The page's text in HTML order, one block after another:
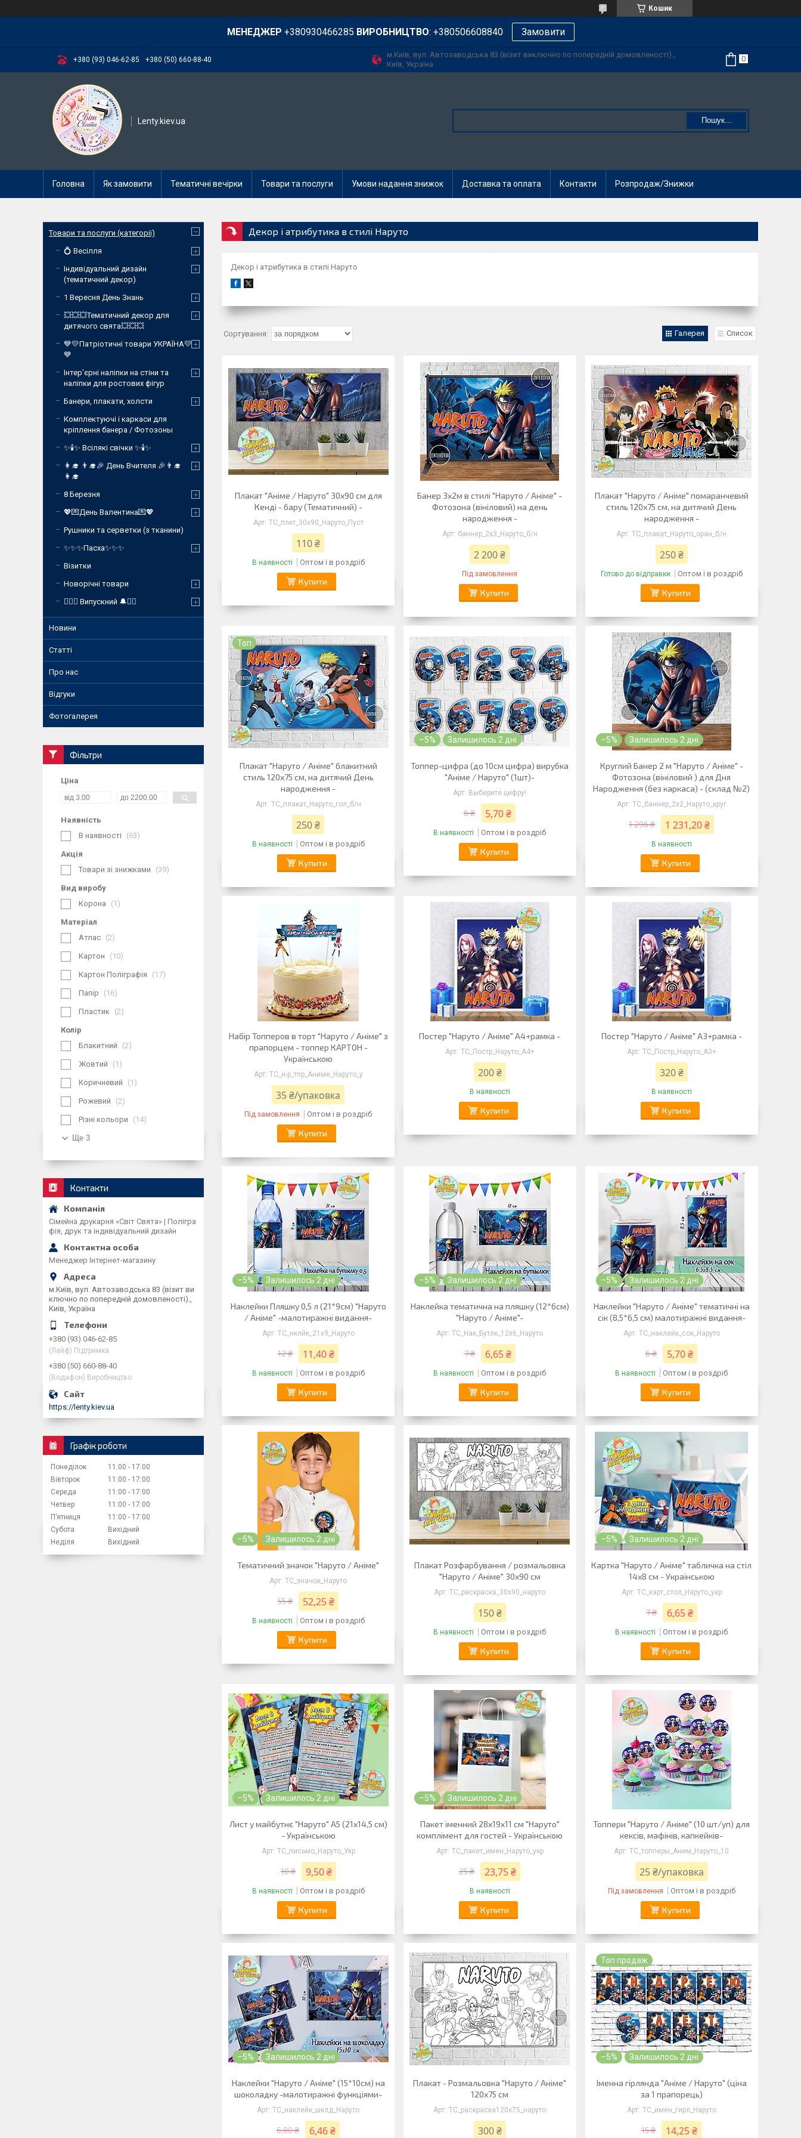
Кошик
МЕНЕДЖЕР +380930466285 ВИРОБНИЦТВО: +380506608840 Замовити
+380 (93) 046-62-85 +380 (50) 660-88-40
м.Київ, вул. Автозаводська 83 (візит виключно по попередній домовленості).,
Київ, Україна
Lenty.kiev.ua Пошук...
Головна Як замовити Тематичні вечірки Товари та послуги Умови надання знижок Доставка та оплата Контакти Розпродаж/Знижки
Декор і атрибутика в стилі Наруто
Декор і атрибутика в стилі Наруто
Галерея Список
Плакат "Аніме / Наруто" 30х90 см для
Кенді - бару (Тематичний) -
ТС_плкт_30х90_Наруто_Пуст
110 ₴
В наявності Оптом і в роздріб
Купити
Банер 3х2м в стилі "Наруто / Аніме" -
Фотозона (вініловий) на день
народження -
баннер_2х3_Наруто_б/н
2 200 ₴
Під замовлення
Купити
Плакат "Наруто / Аніме" помаранчевий
стиль 120х75 см, на дитячий День
народження -
ТС_плакат_Наруто_оран_б/н
250 ₴
Готово до відправки Оптом і в роздріб
Купити
Топ
Плакат "Наруто / Аніме" блакитний
стиль 120х75 см, на дитячий День
народження -
ТС_плакат_Наруто_гол_б/н
250 ₴
В наявності Оптом і в роздріб
Купити
–5% Залишилось 2 дні
Топпер-цифра (до 10см цифра) вирубка
"Аніме / Наруто" (1шт)-
Выберите цифру!
6 ₴ 5,70 ₴
В наявності Оптом і в роздріб
Купити
–5% Залишилось 2 дні
Круглий Банер 2 м "Наруто / Аніме" -
Фотозона (вініловий ) для Дня
Народження (без каркаса) - (склад №2)
ТС_баннер_2х2_Наруто_круг
1 296 ₴ 1 231,20 ₴
В наявності
Купити
Набір Топперов в торт "Наруто / Аніме" з
прапорцем - топпер КАРТОН -
Українською
ТС_н-р_тпр_Аниме_Наруто_у
35 ₴/упаковка
Під замовлення Оптом і в роздріб
Купити
Постер "Наруто / Аніме" А4+рамка -
ТС_Постр_Наруто_А4+
200 ₴
В наявності
Купити
Постер "Наруто / Аніме" А3+рамка -
ТС_Постр_Наруто_А3+
320 ₴
В наявності
Купити
–5% Залишилось 2 дні
Наклейки Пляшку 0,5 л (21*9см) "Наруто
/ Аніме" -малотиражні видання-
ТС_нклйк_21х9_Наруто
12 ₴ 11,40 ₴
В наявності Оптом і в роздріб
Купити
–5% Залишилось 2 дні
Наклейка тематична на пляшку (12*6см)
"Наруто / Аніме"-
ТС_Нак_Бутлк_12х6_Наруто
7 ₴ 6,65 ₴
В наявності Оптом і в роздріб
Купити
–5% Залишилось 2 дні
Наклейки "Наруто / Аніме" тематичні на
сік (8,5*6,5 см) малотиражні видання-
ТС_наклейк_сок_Наруто
6 ₴ 5,70 ₴
В наявності Оптом і в роздріб
Купити
–5% Залишилось 2 дні
Тематичний значок "Наруто / Аніме"
ТС_значок_Наруто
55 ₴ 52,25 ₴
В наявності Оптом і в роздріб
Купити
Плакат Розфарбування / розмальовка
"Наруто / Аніме" 30х90 см
ТС_раскраска_30х90_наруто
150 ₴
В наявності Оптом і в роздріб
Купити
–5% Залишилось 2 дні
Картка "Наруто / Аніме" табличка на стіл
14х8 см - Українською
ТС_карт_стол_Наруто_укр
7 ₴ 6,65 ₴
В наявності Оптом і в роздріб
Купити
–5% Залишилось 2 дні
Лист у майбутнє "Наруто" А5 (21х14,5 см)
- Українською
ТС_письмо_Наруто_Укр
10 ₴ 9,50 ₴
В наявності Оптом і в роздріб
Купити
–5% Залишилось 2 дні
Пакет іменний 28х19х11 см "Наруто"
комплімент для гостей - Українською
ТС_пакет_имен_Наруто_укр
25 ₴ 23,75 ₴
В наявності
Купити
Топпери "Наруто / Аніме" (10 шт/уп) для
кексів, мафінів, капкейків-
ТС_топперы_Аним_Наруто_10
25 ₴/упаковка
Під замовлення Оптом і в роздріб
Купити
–5% Залишилось 2 дні
Наклейки "Наруто / Аніме" (15*10см) на
шоколадку -малотиражні функціями-
ТС_наклейк_шклд_Наруто
6,80 ₴ 6,46 ₴
Плакат - Розмальовка "Наруто / Аніме"
120х75 см
ТС_раскраска120х75_наруто
300 ₴
Топ продаж
–5% Залишилось 2 дні
Іменна гірлянда "Аніме / Наруто" (ціна
за 1 прапорець)
ТС_имен_гирл_Наруто
15 ₴ 14,25 ₴
Товари та послуги (категорії)
💍 Весілля
Індивідуальний дизайн
(тематичний декор)
1 Вересня День Знань
💥💥💥Тематичний декор для
дитячого свята💥💥💥
💙💛Патріотичні товари УКРАЇНА💛
💙
Інтер’єрні наліпки на стіни та
наліпки для ростових фігур
Банери, плакати, холсти
Комплектуючі і каркаси для
кріплення банера / Фотозоны
✨🕯️✨ Всілякі свічки ✨🕯️✨
👩‍🎓 👨‍🎓🎉 День Вчителя 🎉👨‍🎓
👩‍🎓
8 Березня
💖💌День Валентина💌💖
Рушники та серветки (з тканини)
✨✨✨Пасха✨✨✨
Візитки
Новорічні товари
❤️‍🔥🔔 Випускний 🔔❤️‍🔥
Новини
Статті
Про нас
Відгуки
Фотогалерея
Фільтри
Ціна
Наявність
В наявності
63
Акція
Товари зі знижками
39
Вид виробу
Корона
1
Матеріал
Атлас
2
Картон 10
Картон Поліграфія 17
Папір 16
Пластик 2
Колір
Блакитний
2
Жовтий 1
Коричневий 1
Рожевий 2
Різні кольори 14
Ще 3
Контакти
Сімейна друкарня «Світ Свята» | Полігра
фія, друк та індивідуальний дизайн
Менеджер Інтернет-магазину
м.Київ, вул. Автозаводська 83 (візит ви
ключно по попередній домовленості).,
Київ, Україна
+380 (93) 046-62-85
(Лайф) Підтримка
+380 (50) 660-88-40
(Водафон) Виробництво
https://lenty.kiev.ua
Графік роботи
Понеділок 11:00
17:00
Вівторок
11:00
17:00
Середа
11:00
17:00
Четвер
11:00
17:00
Пʼятниця
11:00
17:00
Субота
Вихідний
Неділя
Вихідний